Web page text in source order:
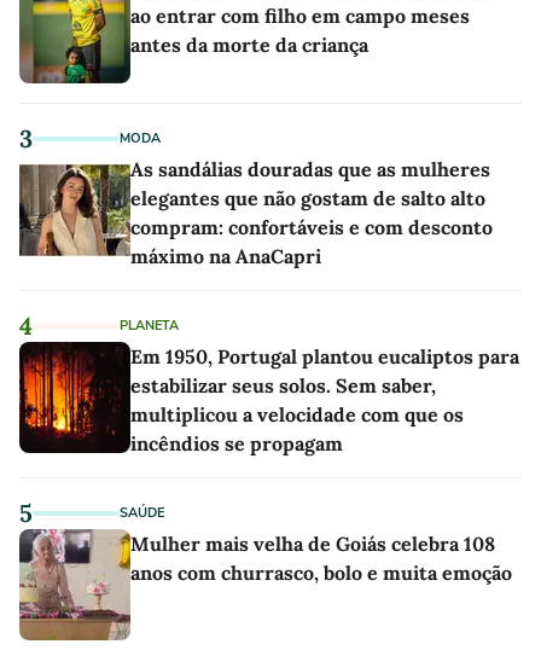
ao entrar com filho em campo meses
antes da morte da criança
3 MODA
As sandálias douradas que as mulheres
elegantes que não gostam de salto alto
compram: confortáveis e com desconto
máximo na AnaCapri
4 PLANETA
Em 1950, Portugal plantou eucaliptos para
estabilizar seus solos. Sem saber,
multiplicou a velocidade com que os
incêndios se propagam
5 SAÚDE
Mulher mais velha de Goiás celebra 108
anos com churrasco, bolo e muita emoção